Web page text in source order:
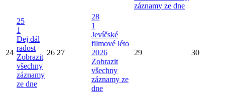
záznamy ze dne
24
25
1
Dej dál
radost
Zobrazit
všechny
záznamy
ze dne
26 27
28
1
Jevíčské
filmové léto
2026
Zobrazit
všechny
záznamy ze
dne
29 30